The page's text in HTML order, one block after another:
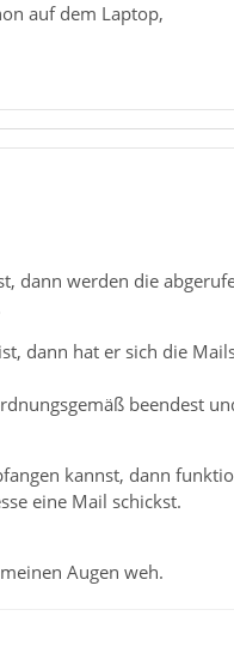
auf dem Laptop,
dann werden die
dann hat er sich die
beendest
kannst, dann
eine Mail schickst.
Augen weh.